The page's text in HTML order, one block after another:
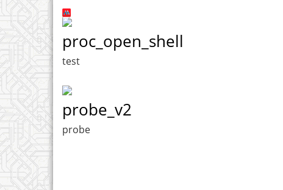
proc_open_shell
test
probe_v2
probe